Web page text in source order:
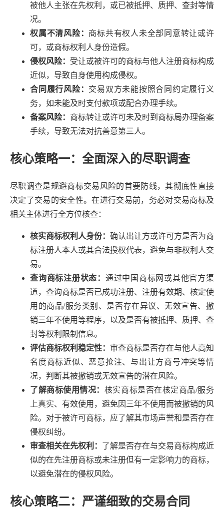
被他人主张在先权利，或已被抵押、质押、查封等情
况。
权属不清风险： 商标共有权人未全部同意转让或许
可，或商标权利人身份造假。
侵权风险： 受让或被许可的商标与他人注册商标构成
近似，导致自身使用构成侵权。
合同履行风险： 交易双方未能按照合同约定履行义
务，如未能及时支付款项或配合办理手续。
备案风险： 商标转让或许可未及时到商标局办理备案
手续，导致无法对抗善意第三人。
核心策略一：全面深入的尽职调查
尽职调查是规避商标交易风险的首要防线，其彻底性直接
决定了交易的安全性。在进行交易前，务必对交易商标及
相关主体进行全方位核查：
核实商标权利人身份： 确认出让方或许可方是否为商
标注册人本人或其合法授权代表，避免与非权利人交
易。
查询商标注册状态： 通过中国商标网或其他官方渠
道，查询商标是否已成功注册、注册有效期、核定使
用的商品/服务类别、是否存在异议、无效宣告、撤
销三年不使用等程序，以及是否有被抵押、质押、查
封等权利限制信息。
评估商标权利稳定性： 审查商标是否存在与他人高知
名度商标近似、恶意抢注、与出让方商号冲突等情
况，判断其被撤销或无效宣告的潜在风险。
了解商标使用情况： 核实商标是否在核定商品/服务
上真实、有效使用，避免因三年不使用而被撤销的风
险。对于被许可商标，应了解其市场声誉和是否存在
侵权纠纷。
审查相关在先权利： 了解是否存在与交易商标构成近
似的在先注册商标或未注册但有一定影响力的商标，
以避免潜在的侵权风险。
核心策略二：严谨细致的交易合同